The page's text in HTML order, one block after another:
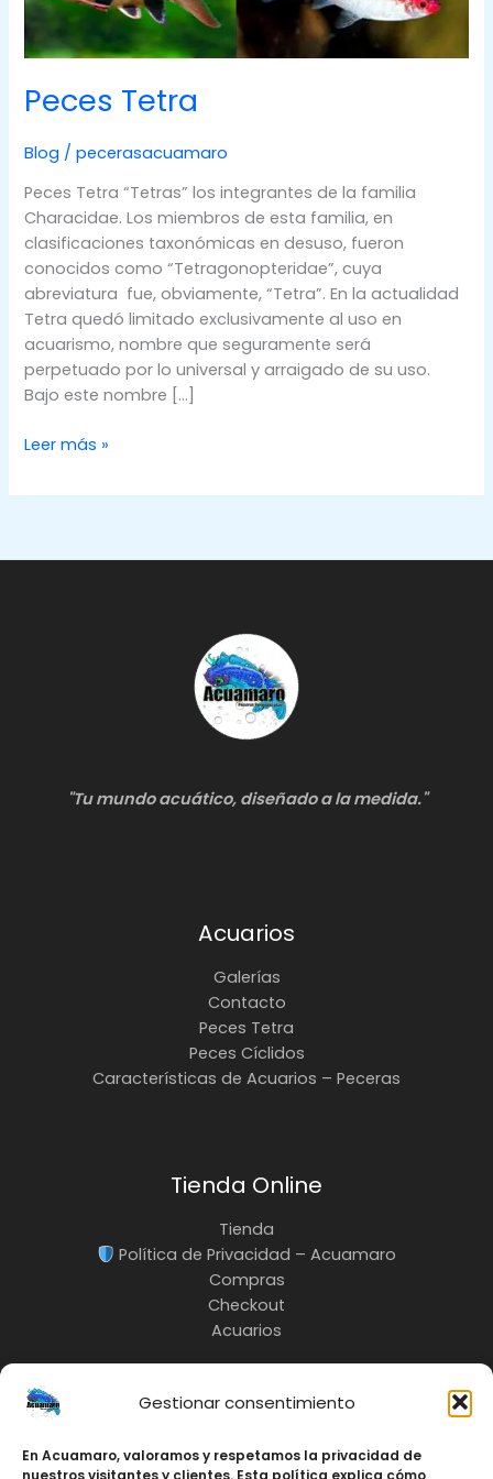
Gestionar consentimiento
En Acuamaro, valoramos y respetamos la privacidad de
nuestros visitantes y clientes. Esta política explica cómo
Peces Tetra
Blog /pecerasacuamaro
Peces Tetra “Tetras” los integrantes de la familia
Characidae. Los miembros de esta familia, en
clasificaciones taxonómicas en desuso, fueron
conocidos como “Tetragonopteridae”, cuya
abreviatura fue, obviamente, “Tetra”. En la actualidad
Tetra quedó limitado exclusivamente al uso en
acuarismo, nombre que seguramente será
perpetuado por lo universal y arraigado de su uso.
Bajo este nombre […]
Peces
Leer más »
"Tu mundo acuático, diseñado a la medida."
Acuarios
Galerías
Contacto
Peces Tetra
Peces Cíclidos
Características de Acuarios – Peceras
Tienda Online
Tienda
Política de Privacidad – Acuamaro
Compras
Checkout
Acuarios
INFO: